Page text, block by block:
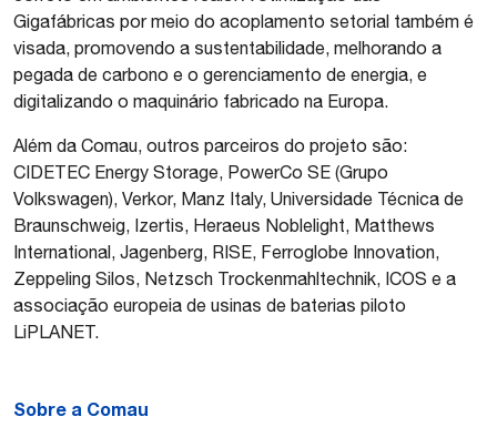
Gigafábricas por meio do acoplamento setorial também é
visada, promovendo a sustentabilidade, melhorando a
pegada de carbono e o gerenciamento de energia, e
digitalizando o maquinário fabricado na Europa.
Além da Comau, outros parceiros do projeto são:
CIDETEC Energy Storage, PowerCo SE (Grupo
Volkswagen), Verkor, Manz Italy, Universidade Técnica de
Braunschweig, Izertis, Heraeus Noblelight, Matthews
International, Jagenberg, RISE, Ferroglobe Innovation,
Zeppeling Silos, Netzsch Trockenmahltechnik, ICOS e a
associação europeia de usinas de baterias piloto
LiPLANET.
Sobre a Comau